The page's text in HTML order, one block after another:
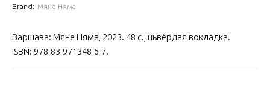
Варшава: Мяне Няма, 2023. 48 с., цьвёрдая вокладка.
ISBN: 978-83-971348-6-7.
Brand: Мяне Няма